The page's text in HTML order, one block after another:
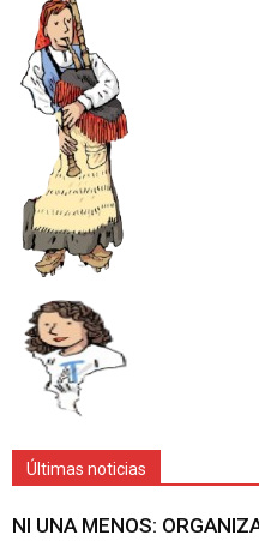
Últimas noticias
NI UNA MENOS: